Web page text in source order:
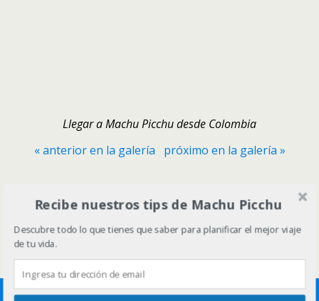
Llegar a Machu Picchu desde Colombia
« anterior en la galería
próximo en la galería »
Volver arriba
Móvil Escritorio
Recibe nuestros tips de Machu Picchu
Descubre todo lo que tienes que saber para planificar el mejor viaje
de tu vida.